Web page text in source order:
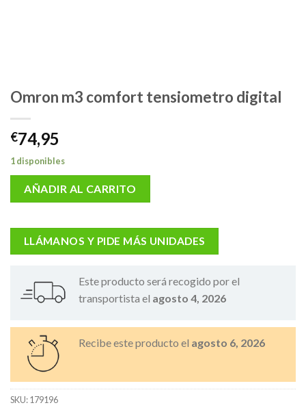
Omron m3 comfort tensiometro digital
€74,95
1 disponibles
AÑADIR AL CARRITO
LLÁMANOS Y PIDE MÁS UNIDADES
Este producto será recogido por el
transportista el agosto 4, 2026
Recibe este producto el agosto 6, 2026
SKU:179196